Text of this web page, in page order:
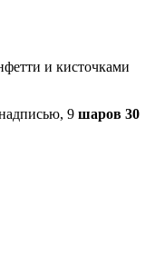
и кисточками
9 шаров 30